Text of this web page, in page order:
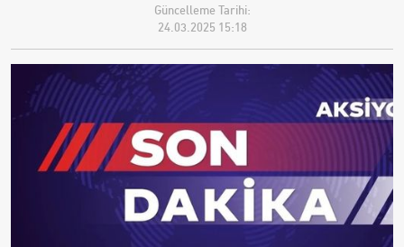
Güncelleme Tarihi:
24.03.2025 15:18